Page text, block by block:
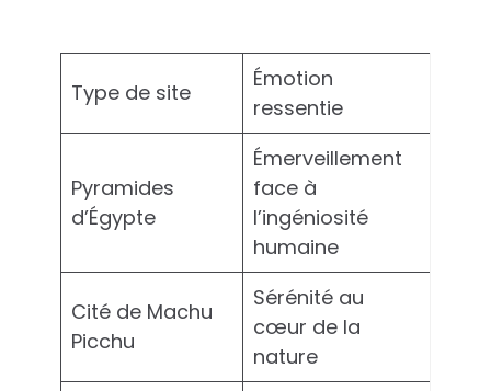
Type de site
Émotion
ressentie
Pyramides
d’Égypte
Émerveillement
face à
l’ingéniosité
humaine
Cité de Machu
Picchu
Sérénité au
cœur de la
nature